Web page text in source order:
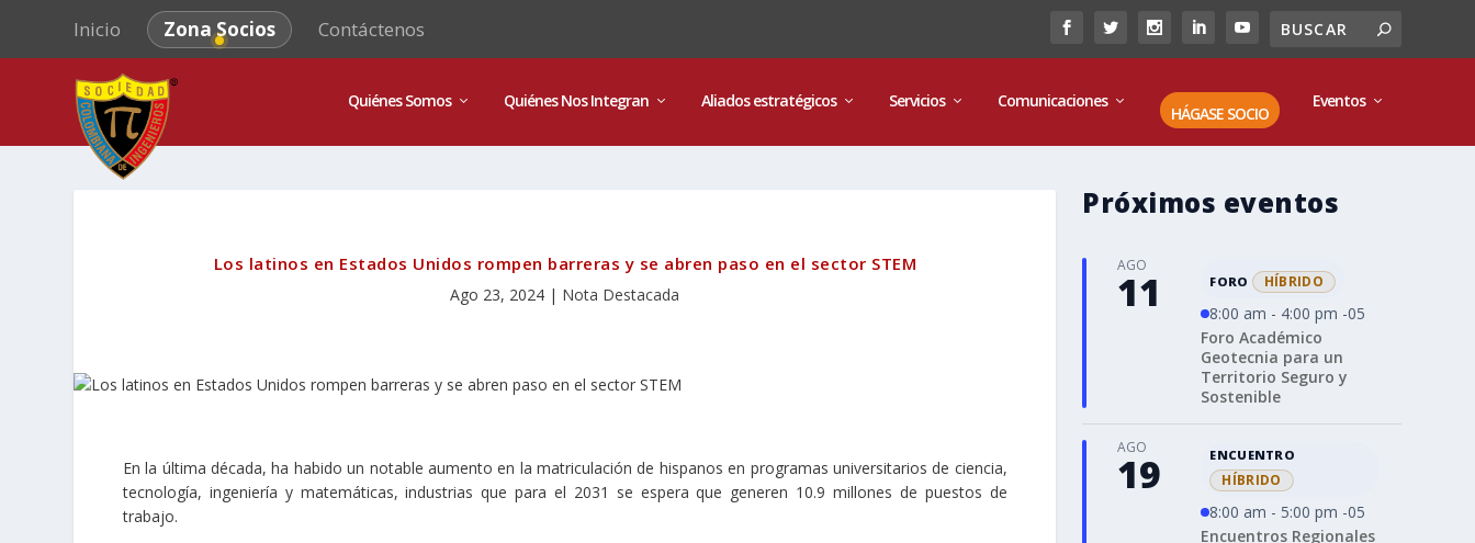
Inicio Zona Socios Contáctenos
Quiénes Somos Quiénes Nos Integran Aliados estratégicos Servicios Comunicaciones
HÁGASE SOCIO
Eventos
Los latinos en Estados Unidos rompen barreras y se abren paso en el sector STEM
Ago 23, 2024 | Nota Destacada
En la última década, ha habido un notable aumento en la matriculación de hispanos en programas universitarios de ciencia,
tecnología, ingeniería y matemáticas, industrias que para el 2031 se espera que generen 10.9 millones de puestos de
trabajo.
Próximos eventos
AGO
11 FORO HÍBRIDO
8:00 am - 4:00 pm -05
Foro Académico
Geotecnia para un
Territorio Seguro y
Sostenible
AGO
19 ENCUENTRO
HÍBRIDO
8:00 am - 5:00 pm -05
Encuentros Regionales